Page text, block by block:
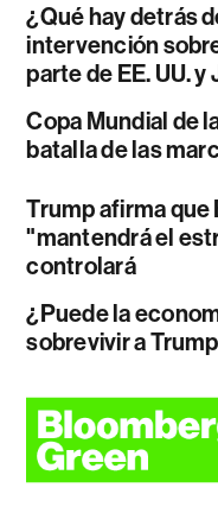
¿Qué hay detrás
intervención
parte de EE. UU. y
Copa Mundial de
batalla de las
Trump afirma que
"mantendrá el
controlará
¿Puede la
sobrevivir a